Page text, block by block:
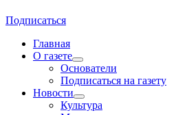
Подписаться
Главная
О газете
Основатели
Подписаться на газету
Новости
Культура